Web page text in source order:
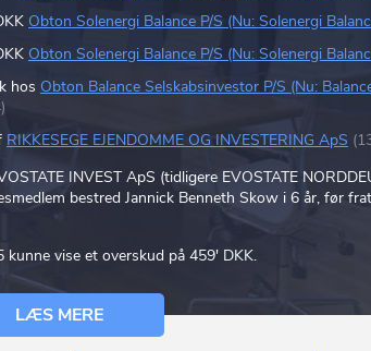
Obton Solenergi Balance P/S (Nu: Solenergi
Obton Solenergi Balance P/S (Nu: Solenergi
hos Obton Balance Selskabsinvestor P/S (Nu:
RIKKESEGE EJENDOMME OG INVESTERING ApS
INVEST ApS (tidligere EVOSTATE
bestred Jannick Benneth Skow i 6 år, før
vise et overskud på 459' DKK.
LÆS MERE